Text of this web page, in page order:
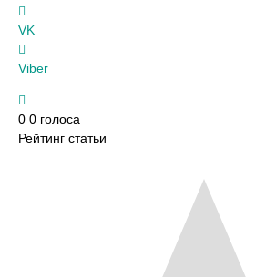
VK
Viber
0 0 голоса
Рейтинг статьи